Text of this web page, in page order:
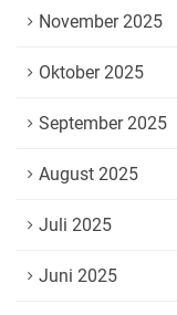
November 2025
Oktober 2025
September 2025
August 2025
Juli 2025
Juni 2025